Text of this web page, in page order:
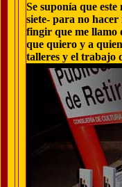
Se suponía que
siete- para no
fingir que me llamo
que quiero y a
talleres y el trabajo